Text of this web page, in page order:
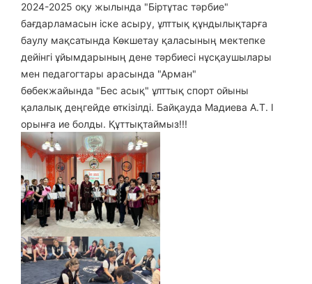
2024-2025 оқу жылында "Біртұтас тәрбие"
бағдарламасын іске асыру, ұлттық құндылықтарға
баулу мақсатында Көкшетау қаласының мектепке
дейінгі ұйымдарының дене тәрбиесі нұсқаушылары
мен педагогтары арасында "Арман"
бөбекжайында "Бес асық" ұлттық спорт ойыны
қалалық деңгейде өткізілді. Байқауда Мадиева А.Т. І
орынға ие болды. Құттықтаймыз!!!